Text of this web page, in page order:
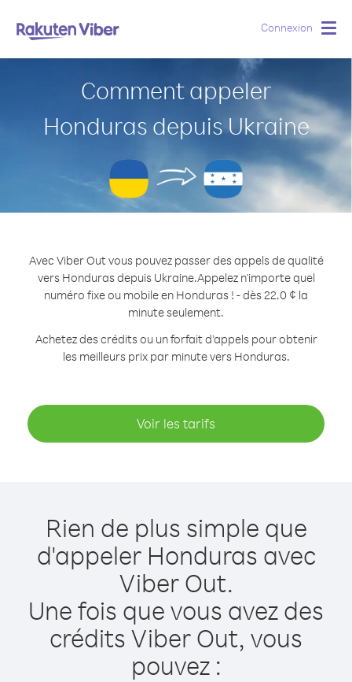
Connexion
Comment appeler
Honduras depuis Ukraine
Avec Viber Out vous pouvez passer des appels de qualité
vers Honduras depuis Ukraine.Appelez n'importe quel
numéro fixe ou mobile en Honduras ! - dès 22.0 ¢ la
minute seulement.
Achetez des crédits ou un forfait d’appels pour obtenir
les meilleurs prix par minute vers Honduras.
Voir les tarifs
Rien de plus simple que
d'appeler Honduras avec
Viber Out.
Une fois que vous avez des
crédits Viber Out, vous
pouvez :